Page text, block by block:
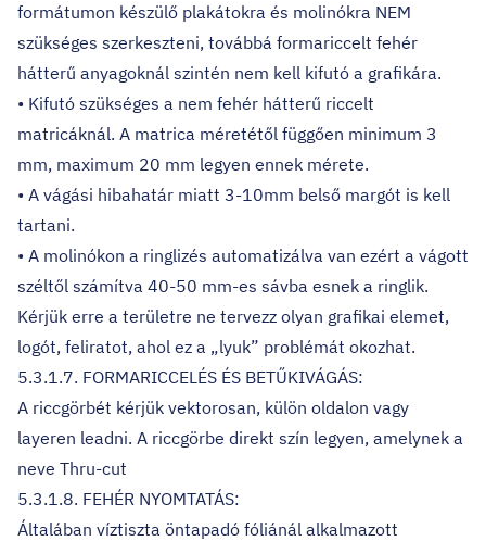
formátumon készülő plakátokra és molinókra NEM
szükséges szerkeszteni, továbbá formariccelt fehér
hátterű anyagoknál szintén nem kell kifutó a grafikára.
• Kifutó szükséges a nem fehér hátterű riccelt
matricáknál. A matrica méretétől függően minimum 3
mm, maximum 20 mm legyen ennek mérete.
• A vágási hibahatár miatt 3-10mm belső margót is kell
tartani.
• A molinókon a ringlizés automatizálva van ezért a vágott
széltől számítva 40-50 mm-es sávba esnek a ringlik.
Kérjük erre a területre ne tervezz olyan grafikai elemet,
logót, feliratot, ahol ez a „lyuk” problémát okozhat.
5.3.1.7. FORMARICCELÉS ÉS BETŰKIVÁGÁS:
A riccgörbét kérjük vektorosan, külön oldalon vagy
layeren leadni. A riccgörbe direkt szín legyen, amelynek a
neve Thru-cut
5.3.1.8. FEHÉR NYOMTATÁS:
Általában víztiszta öntapadó fóliánál alkalmazott